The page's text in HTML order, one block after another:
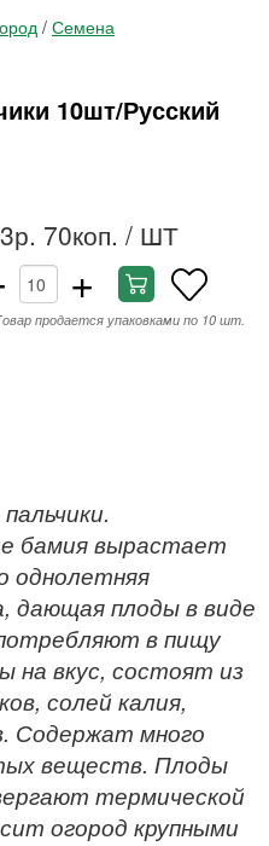
/ Семена
10шт/Русский
70коп. / ШТ
+
продается упаковками по 10 шт.
бамия вырастает
однолетняя
дающая плоды в виде
в пищу
на вкус, состоят из
солей калия,
Содержат много
веществ. Плоды
термической
огород крупными